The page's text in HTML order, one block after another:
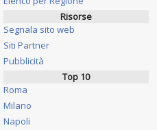
Risorse
Segnala sito web
Siti Partner
Pubblicità
Top 10
Roma
Milano
Napoli